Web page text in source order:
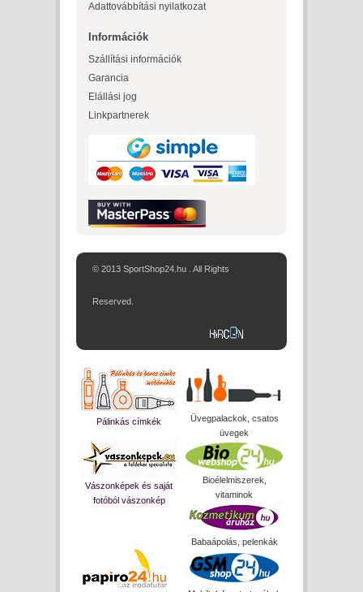
Adattovábbítási nyilatkozat
Információk
Szállítási információk
Garancia
Elállási jog
Linkpartnerek
© 2013 SportShop24.hu . All Rights
Reserved.
Pálinkás címkék
Üvegpalackok, csatos
üvegek
Vászonképek és saját
fotóból vászonkép
Bioélelmiszerek,
vitaminok
Babaápolás, pelenkák